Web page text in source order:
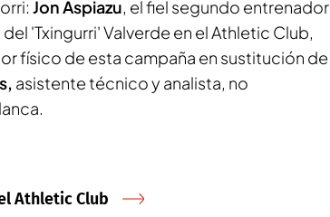
Jon Aspiazu, el fiel segundo entrenador
'Txingurri' Valverde en el Athletic Club,
físico de esta campaña en sustitución de
asistente técnico y analista, no
Athletic Club